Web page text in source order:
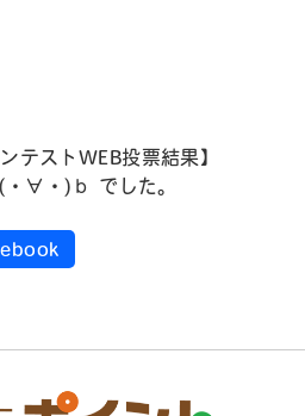
テストWEB投票結果】
∀・)ｂ でした。